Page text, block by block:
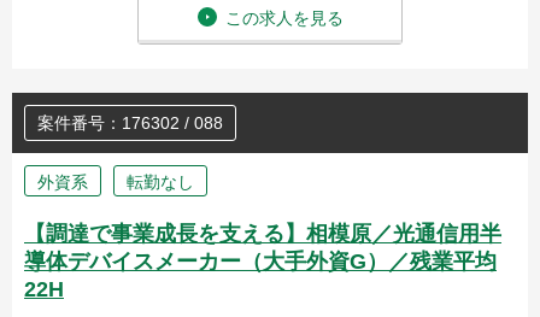
この求人を見る
案件番号：176302 / 088
外資系 転勤なし
【調達で事業成長を支える】相模原／光通信用半
導体デバイスメーカー（大手外資G）／残業平均
22H